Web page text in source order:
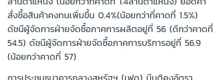
สั่งซื้อสินค้าคงทนเพิ่มขึ้น 0.4%(น้อยกว่าที่คาดที่ 1.5%)
ดัชนีผู้จัดการฝ่ายจัดซื้อภาคการผลิตอยู่ที่ 56 (ดีกว่าคาดที่
54.5) ดัชนีผู้จัดการฝ่ายจัดซื้อภาคการบริการอยู่ที่ 56.9
(น้อยกว่าคาดที่ 57)